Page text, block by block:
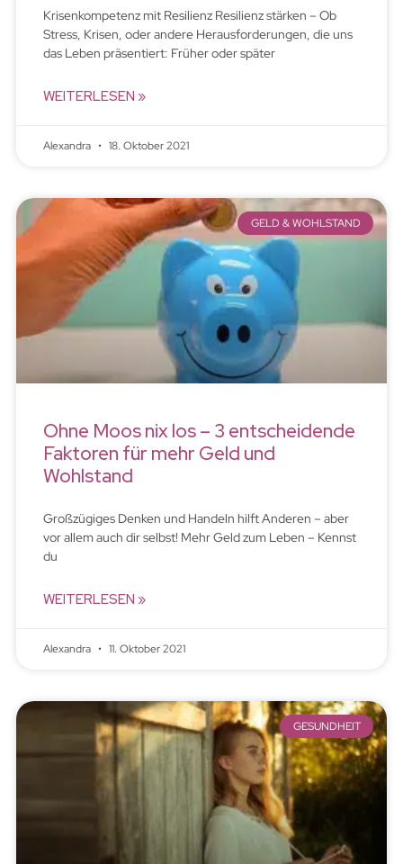
Krisenkompetenz mit Resilienz Resilienz stärken – Ob
Stress, Krisen, oder andere Herausforderungen, die uns
das Leben präsentiert: Früher oder später
WEITERLESEN »
Alexandra 18. Oktober 2021
GELD & WOHLSTAND
Ohne Moos nix los – 3 entscheidende
Faktoren für mehr Geld und
Wohlstand
Großzügiges Denken und Handeln hilft Anderen – aber
vor allem auch dir selbst! Mehr Geld zum Leben – Kennst
du
WEITERLESEN »
Alexandra 11. Oktober 2021
GESUNDHEIT